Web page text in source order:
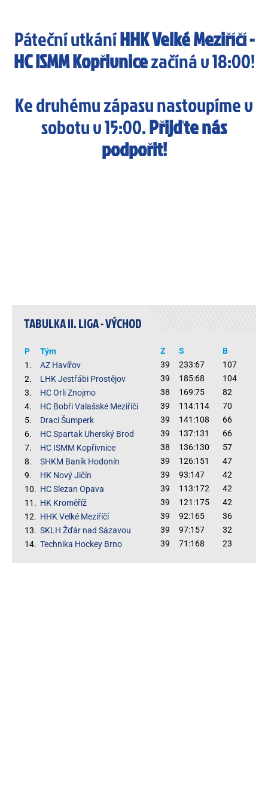
Páteční utkáníHHK Velké Meziříčí -
HC ISMM Kopřivnicezačíná v 18:00!
Ke druhému zápasu nastoupíme v
sobotu v 15:00.Přijďte nás
podpořit!
TABULKA II. LIGA - VÝCHOD
P Tým Z S
B
1.
AZ Havířov 39 233:67
107
2.
LHK Jestřábi Prostějov 39 185:68
104
3.
HC Orli Znojmo 38 169:75
82
4.
HC Bobři Valašské Meziříčí 39 114:114
70
5.
Draci Šumperk 39 141:108
66
6.
HC Spartak Uherský Brod 39 137:131
66
7.
HC ISMM Kopřivnice 38 136:130
57
8.
SHKM Baník Hodonín 39 126:151
47
9.
HK Nový Jičín 39 93:147
42
10. HC Slezan Opava 39 113:172
42
11. HK Kroměříž 39 121:175
42
12. HHK Velké Meziříčí 39 92:165
36
13. SKLH Žďár nad Sázavou 39 97:157
32
14. Technika Hockey Brno 39 71:168 23